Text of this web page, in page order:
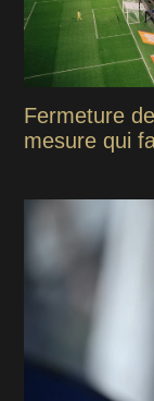
Fermeture
mesure qui